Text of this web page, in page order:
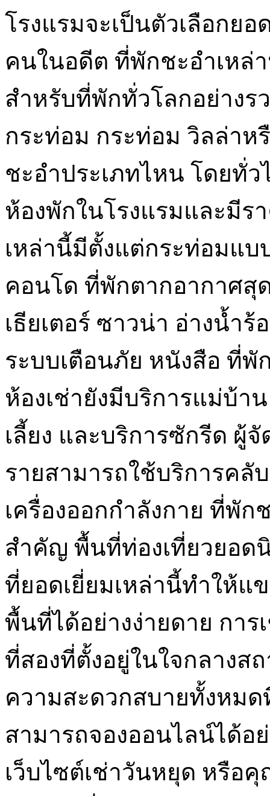
โรงแรมจะเป็นตัวเลือกย
คนในอดีต ที่พักชะอำเหล่
สำหรับที่พักทั่วโลกอย่างร
กระท่อม กระท่อม วิลล่า
ชะอำประเภทไหน โดยทั่
ห้องพักในโรงแรมและมีร
เหล่านี้มีตั้งแต่กระท่อมแ
คอนโด ที่พักตากอากาศสุ
เธียเตอร์ ซาวน่า อ่างน้ำ
ระบบเตือนภัย หนังสือ ที่พั
ห้องเช่ายังมีบริการแม่บ้า
เลี้ยง และบริการซักรีด ผู้
รายสามารถใช้บริการค
เครื่องออกกำลังกาย ที่พั
สำคัญ พื้นที่ท่องเที่ยวยอ
ที่ยอดเยี่ยมเหล่านี้ทำให้แ
พื้นที่ได้อย่างง่ายดาย กา
ที่สองที่ตั้งอยู่ในใจกลาง
ความสะดวกสบายทั้งหม
สามารถจองออนไลน์ได้อ
เว็บไซต์เช่าวันหยุด หรือ